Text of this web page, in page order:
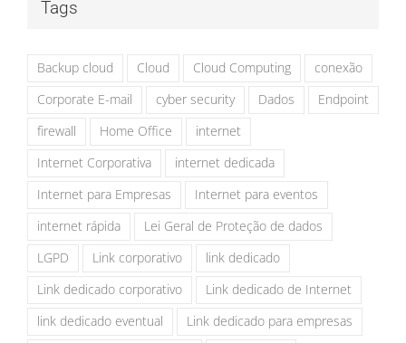
Tags
Backup cloud Cloud Cloud Computing
conexão
Corporate E-mail
cyber security Dados
Endpoint
firewall
Home Office
internet
Internet Corporativa
internet dedicada
Internet para Empresas
Internet para eventos
internet rápida
Lei Geral de Proteção de dados
LGPD
Link corporativo
link dedicado
Link dedicado corporativo
Link dedicado de Internet
link dedicado eventual
Link dedicado para empresas